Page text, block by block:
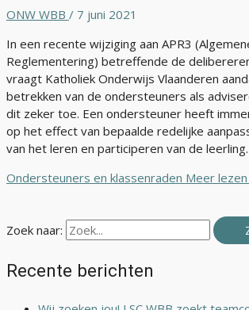
ONW WBB / 7 juni 2021
In een recente wijziging aan APR3
Reglementering) betreffende de
vraagt Katholiek Onderwijs Vlaanderen
betrekken van de ondersteuners als
dit zeker toe. Een ondersteuner heeft
op het effect van bepaalde redelijke
van het leren en participeren van de leerling.
Ondersteuners en klassenraden Meer lezen
Zoek naar:
Recente berichten